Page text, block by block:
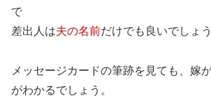
で
差出人は夫の名前だけでも良いでしょう
メッセージカードの筆跡を見ても、嫁
がわかるでしょう。